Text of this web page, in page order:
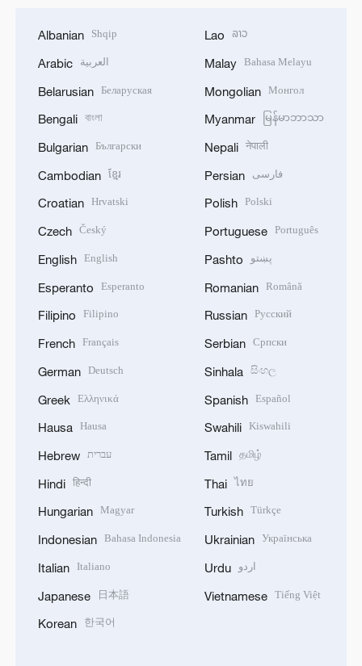
Albanian Shqip
Arabic العربية
Belarusian Беларуская
Bengali বাংলা
Bulgarian Български
Cambodian ខ្មែរ
Croatian Hrvatski
Czech Český
English English
Esperanto Esperanto
Filipino Filipino
French Français
German Deutsch
Greek Ελληνικά
Hausa Hausa
Hebrew עברית
Hindi हिन्दी
Hungarian Magyar
Indonesian Bahasa Indonesia
Italian Italiano
Japanese 日本語
Korean 한국어
Lao ລາວ
Malay Bahasa Melayu
Mongolian Монгол
Myanmar မြန်မာဘာသာ
Nepali नेपाली
Persian فارسی
Polish Polski
Portuguese Português
Pashto پښتو
Romanian Română
Russian Русский
Serbian Српски
Sinhala සිංහල
Spanish Español
Swahili Kiswahili
Tamil தமிழ்
Thai ไทย
Turkish Türkçe
Ukrainian Українська
Urdu اردو
Vietnamese Tiếng Việt